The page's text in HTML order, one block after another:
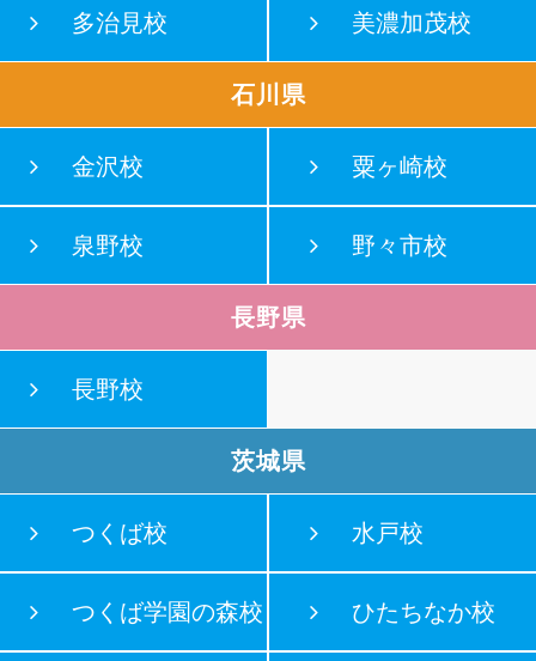
多治見校 美濃加茂校
石川県
金沢校 粟ヶ崎校
泉野校 野々市校
長野県
長野校
茨城県
つくば校 水戸校
つくば学園の森校 ひたちなか校